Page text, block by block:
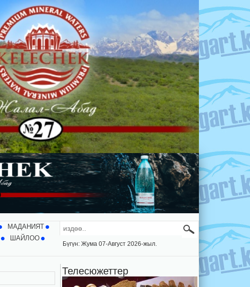
МАДАНИЯТ
ШАЙЛОО
Бүгүн: Жума 07-Август 2026-жыл.
Телесюжеттер